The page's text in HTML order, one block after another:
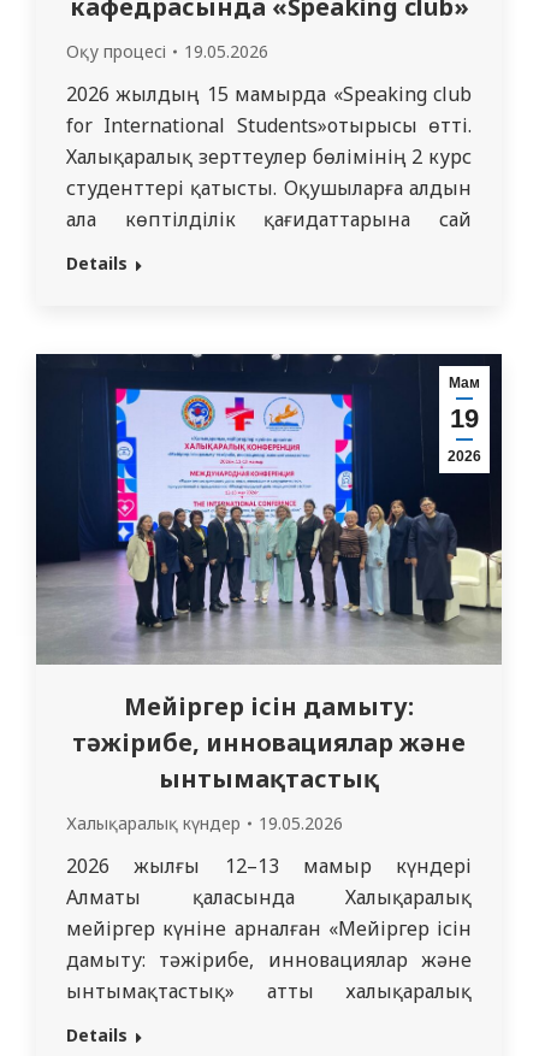
Оқу процесі 19.05.2026
2026 жылдың 15 мамырда «Speaking club
for International Students»отырысы өтті.
Халықаралық зерттеулер бөлімінің 2 курс
студенттері қатысты. Оқушыларға алдын
ала көптілділік қағидаттарына сай
ағылшын, орыс, қазақ тілдеріндегі
халықаралық студенттер үшін өте
пайдалы екенін атап өтті. Сабақ кафедра
оқытушыларының жетекшілігімен
дайындалды және өткізілді:…
Details
Мам
19
2026
Мейіргер ісін дамыту:
тәжірибе, инновациялар және
ынтымақтастық
Халықаралық күндер 19.05.2026
2026 жылғы 12–13 мамыр күндері
Алматы қаласында Халықаралық
мейіргер күніне арналған «Мейіргер ісін
дамыту: тәжірибе, инновациялар және
ынтымақтастық» атты халықаралық
конференция өтті. Конференция аясында
Details